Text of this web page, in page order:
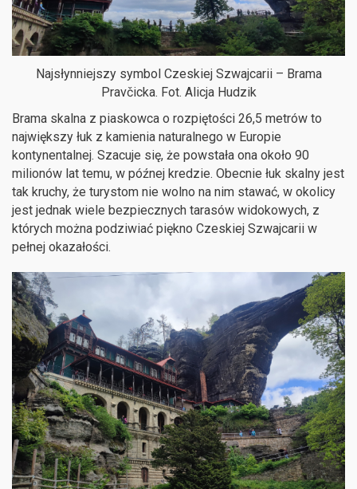
Najsłynniejszy symbol Czeskiej Szwajcarii – Brama
Pravčicka. Fot. Alicja Hudzik
Brama skalna z piaskowca o rozpiętości 26,5 metrów to
największy łuk z kamienia naturalnego w Europie
kontynentalnej. Szacuje się, że powstała ona około 90
milionów lat temu, w późnej kredzie. Obecnie łuk skalny jest
tak kruchy, że turystom nie wolno na nim stawać, w okolicy
jest jednak wiele bezpiecznych tarasów widokowych, z
których można podziwiać piękno Czeskiej Szwajcarii w
pełnej okazałości.